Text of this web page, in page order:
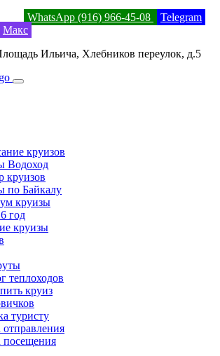
WhatsApp (916) 966-45-08
Telegram
Макс
Ильича, Хлебников переулок, д.5
круизов
Водоход
круизов
по Байкалу
круизы
год
круизы
теплоходов
круиз
туристу
отправления
посещения